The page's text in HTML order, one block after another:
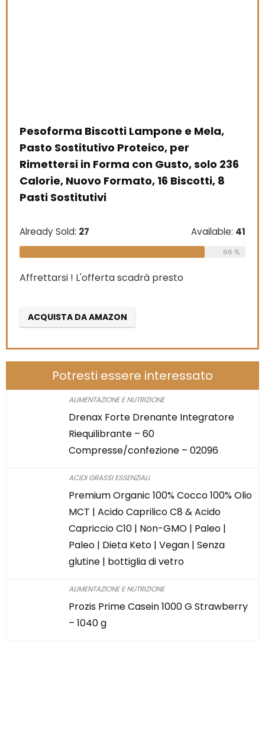
Pesoforma Biscotti Lampone e Mela,
Pasto Sostitutivo Proteico, per
Rimettersi in Forma con Gusto, solo 236
Calorie, Nuovo Formato, 16 Biscotti, 8
Pasti Sostitutivi
Already Sold: 27 Available: 41
66 %
Affrettarsi ! L'offerta scadrà presto
ACQUISTA DA AMAZON
Potresti essere interessato
ALIMENTAZIONE E NUTRIZIONE
Drenax Forte Drenante Integratore
Riequilibrante – 60
Compresse/confezione – 02096
ACIDI GRASSI ESSENZIALI
Premium Organic 100% Cocco 100% Olio
MCT | Acido Caprilico C8 & Acido
Capriccio C10 | Non-GMO | Paleo |
Paleo | Dieta Keto | Vegan | Senza
glutine | bottiglia di vetro
ALIMENTAZIONE E NUTRIZIONE
Prozis Prime Casein 1000 G Strawberry
– 1040 g